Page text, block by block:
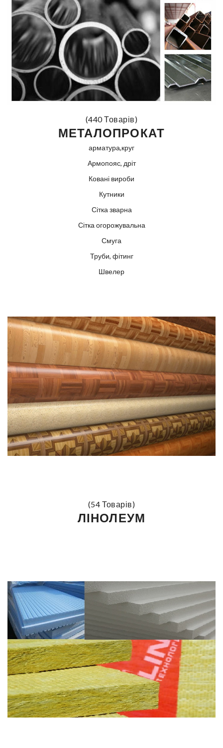
(440 Товарів)
МЕТАЛОПРОКАТ
арматура,круг
Армопояс, дріт
Ковані вироби
Кутники
Сітка зварна
Сітка огорожувальна
Смуга
Труби, фітинг
Швелер
(54 Товарів)
ЛІНОЛЕУМ